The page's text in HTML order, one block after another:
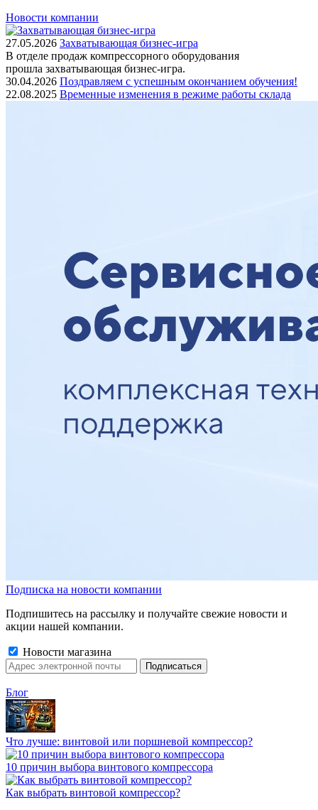
Новости компании
27.05.2026 Захватывающая бизнес-игра
В отделе продаж компрессорного оборудования
прошла захватывающая бизнес-игра.
30.04.2026 Поздравляем с успешным окончанием обучения!
22.08.2025 Временные изменения в режиме работы склада
Подписка на новости компании
Подпишитесь на рассылку и получайте свежие новости и
акции нашей компании.
Новости магазина
Блог
Что лучше: винтовой или поршневой компрессор?
10 причин выбора винтового компрессора
Как выбрать винтовой компрессор?